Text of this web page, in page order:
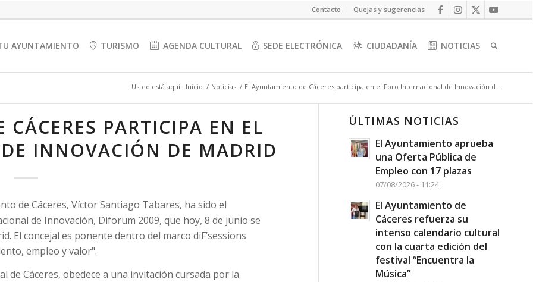
Contacto Quejas y sugerencias
AYUNTAMIENTO TURISMO AGENDA CULTURAL SEDE ELECTRÓNICA CIUDADANÍA NOTICIAS
Usted está aquí: Inicio / Noticias / El Ayuntamiento de Cáceres participa en el Foro Internacional de Innovación d...
PARTICIPA EN EL
INNOVACIÓN DE MADRID
de Cáceres, Víctor Santiago Tabares, ha sido el
de Innovación, Diforum 2009, que hoy, 8 de junio se
El concejal es ponente dentro del marco diF’sessions
empleo y valor".
Cáceres, obedece a una invitación cursada por la
ÚLTIMAS NOTICIAS
El Ayuntamiento aprueba
una Oferta Pública de
Empleo con 17 plazas
07/08/2026 - 11:24
El Ayuntamiento de
Cáceres refuerza su
intenso calendario cultural
con la cuarta edición del
festival “Encuentra la
Música”